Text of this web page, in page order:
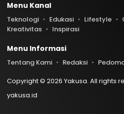
Menu Kanal
Teknologi Edukasi Lifestyle
Kreativitas
Inspirasi
Menu Informasi
Tentang Kami Redaksi
Copyright © 2026 Yakusa. All rights
yakusa.id